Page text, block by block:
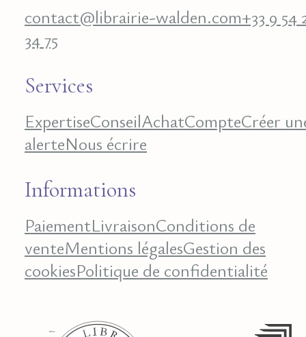
contact@librairie-walden.com+33 9 54
34 75
Services
ExpertiseConseilAchatCompteCréer
alerteNous écrire
Informations
PaiementLivraisonConditions de
venteMentions légalesGestion des
cookiesPolitique de confidentialité